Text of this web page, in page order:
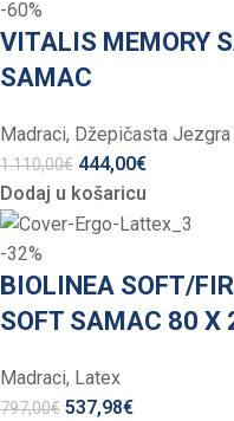
-60%
VITALIS MEMORY
SAMAC
Madraci, Džepičasta Jezgra
1.110,00€ 444,00€
Dodaj u košaricu
-32%
BIOLINEA SOFT/
SOFT SAMAC 80 X
Madraci, Latex
797,00€ 537,98€